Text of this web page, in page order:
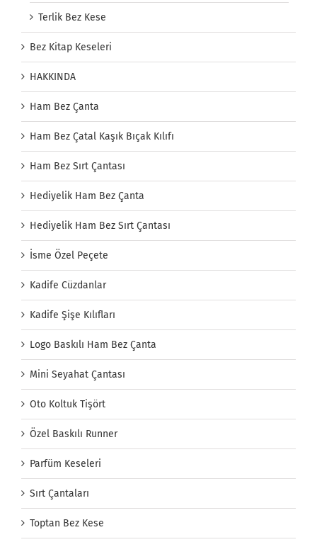
Terlik Bez Kese
Bez Kitap Keseleri
HAKKINDA
Ham Bez Çanta
Ham Bez Çatal Kaşık Bıçak Kılıfı
Ham Bez Sırt Çantası
Hediyelik Ham Bez Çanta
Hediyelik Ham Bez Sırt Çantası
İsme Özel Peçete
Kadife Cüzdanlar
Kadife Şişe Kılıfları
Logo Baskılı Ham Bez Çanta
Mini Seyahat Çantası
Oto Koltuk Tişört
Özel Baskılı Runner
Parfüm Keseleri
Sırt Çantaları
Toptan Bez Kese